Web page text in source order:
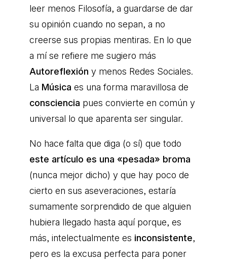
leer menos Filosofía, a guardarse de dar
su opinión cuando no sepan, a no
creerse sus propias mentiras. En lo que
a mí se refiere me sugiero más
Autoreflexión y menos Redes Sociales.
La Música es una forma maravillosa de
consciencia pues convierte en común y
universal lo que aparenta ser singular.
No hace falta que diga (o sí) que todo
este artículo es una «pesada» broma
(nunca mejor dicho) y que hay poco de
cierto en sus aseveraciones, estaría
sumamente sorprendido de que alguien
hubiera llegado hasta aquí porque, es
más, intelectualmente es inconsistente,
pero es la excusa perfecta para poner